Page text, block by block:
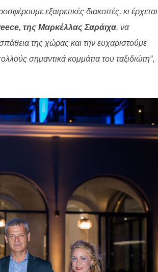
εξαιρετικές διακοπές, κι έρχεται
της Μαρκέλλας Σαράιχα, να
της χώρας και την ευχαριστούμε
σημαντικά κομμάτια του ταξιδιώτη”,